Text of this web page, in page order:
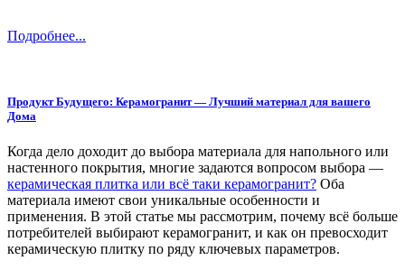
Подробнее...
Продукт Будущего: Керамогранит — Лучший материал для вашего
Дома
Когда дело доходит до выбора материала для напольного или
настенного покрытия, многие задаются вопросом выбора —
керамическая плитка или всё таки керамогранит? Оба
материала имеют свои уникальные особенности и
применения. В этой статье мы рассмотрим, почему всё больше
потребителей выбирают керамогранит, и как он превосходит
керамическую плитку по ряду ключевых параметров.